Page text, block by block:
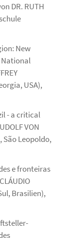
DR. RUTH
New
National
USA),
- a critical
VON
São Leopoldo,
e fronteiras
Brasilien),